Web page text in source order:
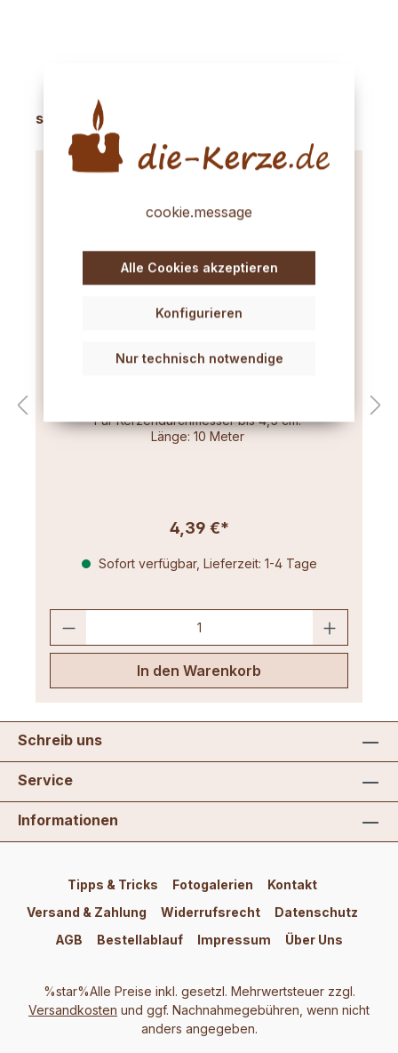
Produktgalerie überspringen
sinnvolles Zubehör
Flachdocht dünn (3x8) 10m
Für Kerzendurchmesser bis 4,5 cm.
Länge: 10 Meter
4,39 €*
Sofort verfügbar, Lieferzeit: 1-4 Tage
In den Warenkorb
Schreib uns
Service
Informationen
Tipps & Tricks Fotogalerien
Kontakt
Versand & Zahlung
Widerrufsrecht
Datenschutz
AGB
Bestellablauf Impressum Über Uns
%star%Alle Preise inkl. gesetzl. Mehrwertsteuer zzgl.
Versandkosten und ggf. Nachnahmegebühren, wenn nicht
anders angegeben.
cookie.message
Nur technisch notwendige
Konfigurieren
Alle Cookies akzeptieren